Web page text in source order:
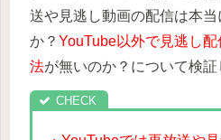
送や見逃し動画の配信は本
か？ YouTube以外で見逃し
法が無いのか？について検証